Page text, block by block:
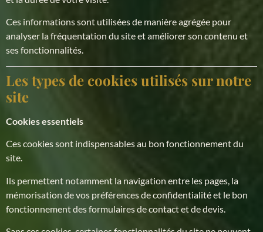
Ces informations sont utilisées de manière agrégée pour
analyser la fréquentation du site et améliorer son contenu et
ses fonctionnalités.
Les types de cookies utilisés sur notre
site
Cookies essentiels
Ces cookies sont indispensables au bon fonctionnement du
site.
Ils permettent notamment la navigation entre les pages, la
mémorisation de vos préférences de confidentialité et le bon
fonctionnement des formulaires de contact et de devis.